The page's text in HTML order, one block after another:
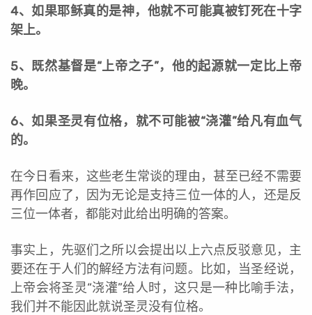
4、如果耶稣真的是神，他就不可能真被钉死在十字
架上。
5、既然基督是“上帝之子”，他的起源就一定比上帝
晚。
6、如果圣灵有位格，就不可能被“浇灌”给凡有血气
的。
在今日看来，这些老生常谈的理由，甚至已经不需要
再作回应了，因为无论是支持三位一体的人，还是反
三位一体者，都能对此给出明确的答案。
事实上，先驱们之所以会提出以上六点反驳意见，主
要还在于人们的解经方法有问题。比如，当圣经说，
上帝会将圣灵“浇灌”给人时，这只是一种比喻手法，
我们并不能因此就说圣灵没有位格。